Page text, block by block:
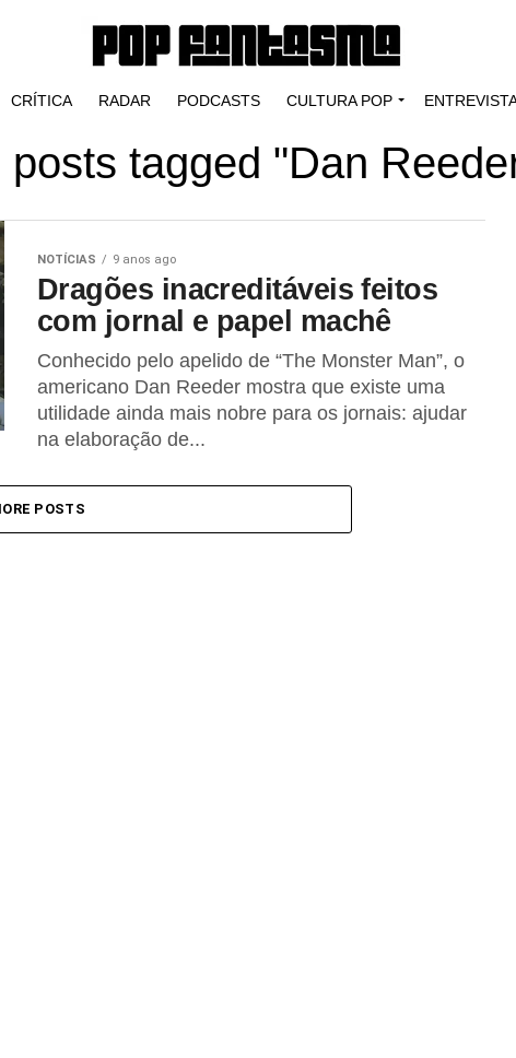
CRÍTICA RADAR PODCASTS CULTURA POP
posts tagged "Dan
NOTÍCIAS 9 anos ago
Dragões inacreditáveis feitos
com jornal e papel machê
Conhecido pelo apelido de “The Monster Man”, o
americano Dan Reeder mostra que existe uma
utilidade ainda mais nobre para os jornais: ajudar
na elaboração de...
POSTS